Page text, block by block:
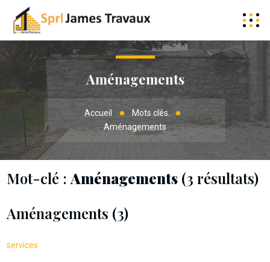
Aménagements
Accueil
Mots clés
Aménagements
Mot-clé : Aménagements(3 résultats)
Aménagements (3)
services